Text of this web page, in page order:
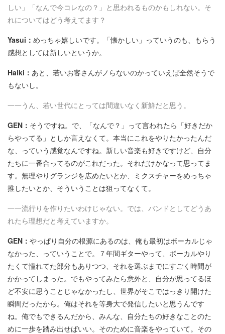
しい」「なんで今コレなの？」と思われるものかもしれない。そ
れについてはどう考えてます？
Yasui： めっちゃ嬉しいです。「懐かしい」っていうのも、もらう
感想としては新しいというか。
Halki： あと、若いお客さんがノらないのかっていえば全然そうで
もないし。
一一うん、若い世代にとっては間違いなく新鮮だと思う。
GEN： そうですね。で、「なんで？」って言われたら「好きだか
らやってる」としか言えなくて。本当にこれをやりたかったんだ
な、っていう感覚なんですね。新しい音楽も好きですけど、自分
たちに一番合ってるのがこれだった。それだけかなって思ってま
す。無理やりグランジを広めたいとか、ミクスチャーをめっちゃ
推したいとか、そういうことは狙ってなくて。
一一流行りを作りたいわけじゃない。では、バンドとしてどうあ
れたら理想だと考えていますか。
GEN： やっぱり自分の根源にあるのは、俺も最初はボーカルじゃ
なかった、っていうことで。７年間ギターやって、ボーカルやり
たくて憧れてた部分もありつつ、それを選ぶまでにすごく時間が
かかってしまった。でもやってみたら意外と、自分が思ってるほ
ど不安に思うことじゃなかったし、世界がそこではっきり開けた
瞬間だったから。俺はそれを等身大で発信したいと思うんです
ね。俺でもできるんだから、みんな、自分たちの好きなことのた
めに一歩を踏み出せばいい。そのために音楽をやっていて。その